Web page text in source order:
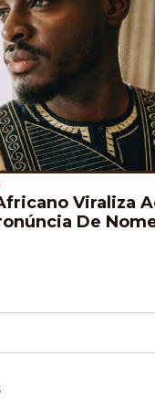
Viraliza
De